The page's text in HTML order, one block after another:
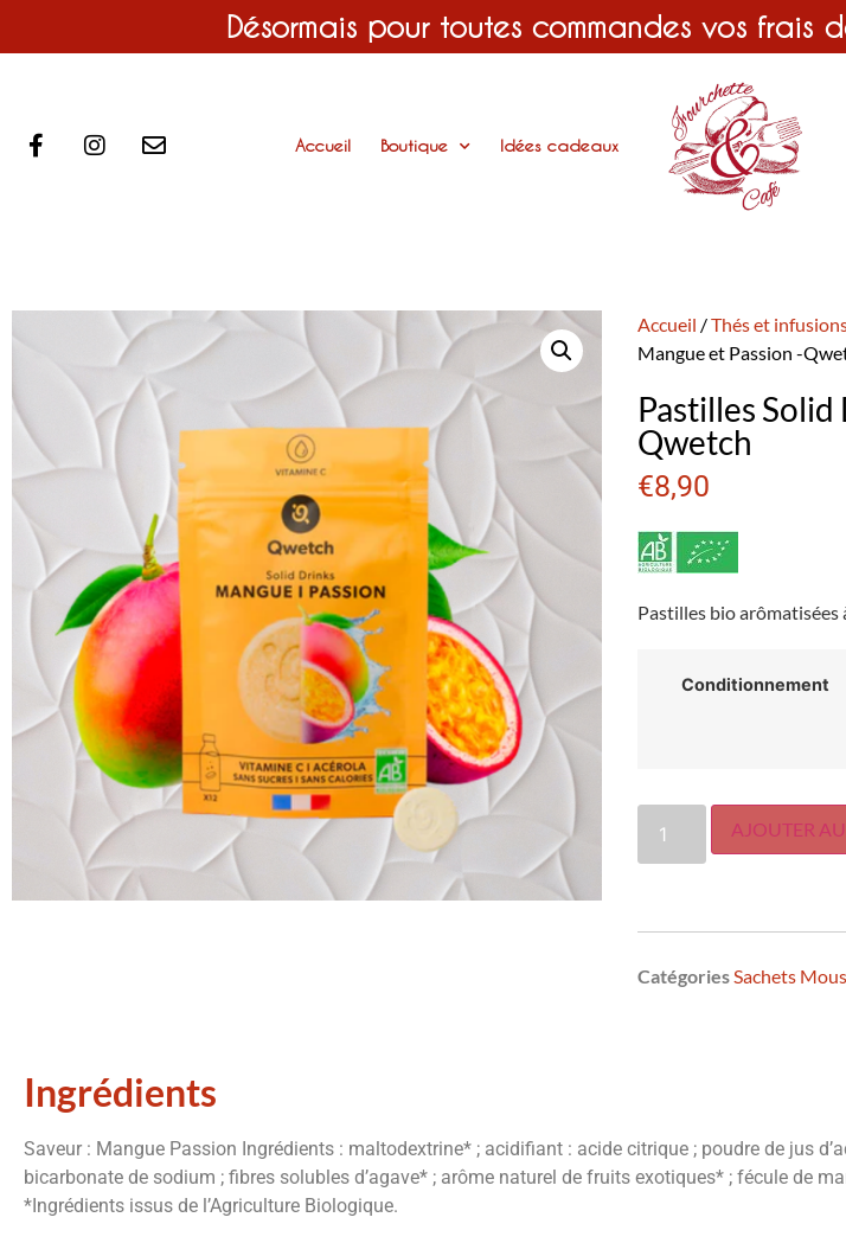
Désormais pour toutes commandes vos frais
Accueil Boutique Idées cadeaux
Accueil /Thés et
Mangue et Passion -
Pastilles
Qwetch
€8,90
Pastilles bio arômatisées
Conditionnement
AJOUTER
CatégoriesSachets
Ingrédients
Saveur : Mangue Passion Ingrédients : maltodextrine* ; acidifiant : acide citrique ; poudre de jus
bicarbonate de sodium ; fibres solubles d’agave* ; arôme naturel de fruits exotiques* ; fécule de
*Ingrédients issus de l’Agriculture Biologique.